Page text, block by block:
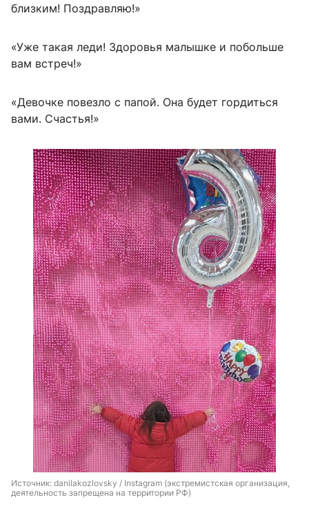
близким! Поздравляю!»
«Уже такая леди! Здоровья малышке и побольше
вам встреч!»
«Девочке повезло с папой. Она будет гордиться
вами. Счастья!»
Источник: danilakozlovsky / Instagram (экстремистская организация,
деятельность запрещена на территории РФ)